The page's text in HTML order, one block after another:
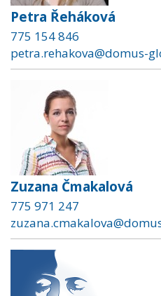
Petra Řeháková
775 154 846
petra.rehakova@domus-
Zuzana Čmakalová
775 971 247